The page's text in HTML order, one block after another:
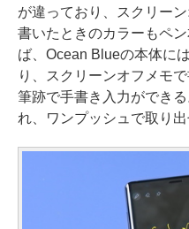
が違っており、スクリー
書いたときのカラーもペ
ば、Ocean Blueの本体に
り、スクリーンオフメモ
筆跡で手書き入力ができ
れ、ワンプッシュで取り